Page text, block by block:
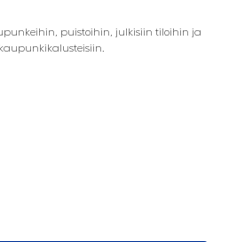
puistoihin, julkisiin tiloihin ja